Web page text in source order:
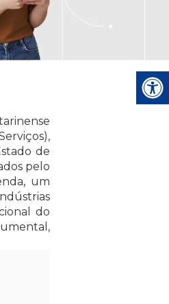
de
pelo
um
do